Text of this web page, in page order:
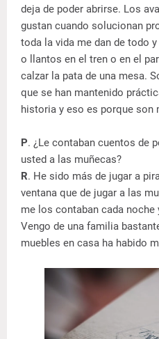
deja de poder abrirse. Los
gustan cuando solucionan
toda la vida me dan de todo
o llantos en el tren o en el
calzar la pata de una mesa.
que se han mantenido
historia y eso es porque son
P. ¿Le contaban cuentos de
usted a las muñecas?
R. He sido más de jugar a
ventana que de jugar a las
me los contaban cada
Vengo de una familia
muebles en casa ha habido